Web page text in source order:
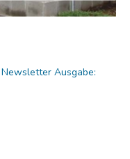
Ausgabe: